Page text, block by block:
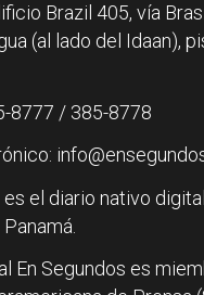
Brazil 405, vía
(al lado del Idaan),
8777 / 385-8778
es el diario nativo
En Segundos es